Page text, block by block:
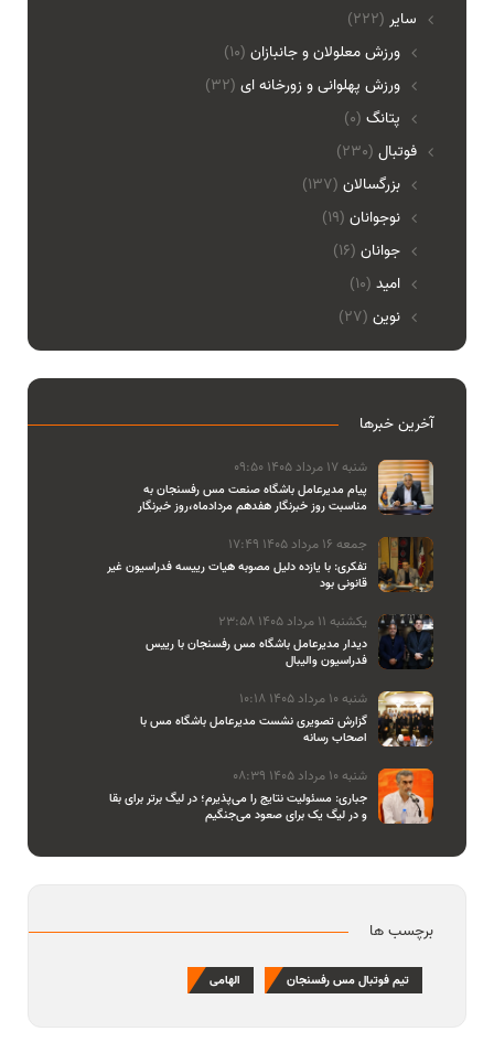
(222) ساير
ورزش معلولان و جانبازان (10)
ورزش پهلوانی و زورخانه ای (32)
پتانگ (0)
(230) فوتبال
بزرگسالان (137)
نوجوانان (19)
جوانان (16)
امید (10)
نوین (27)
آخرین خبرها
شنبه 17 مرداد 1405 09:50
پیام مدیرعامل باشگاه صنعت مس رفسنجان به
مناسبت روز خبرنگار هفدهم مردادماه،روز خبرنگار
جمعه 16 مرداد 1405 17:49
تفکری: با یازده دلیل مصوبه هیات رییسه فدراسیون غیر
قانونی بود
یکشنبه 11 مرداد 1405 23:58
دیدار مدیرعامل باشگاه مس رفسنجان با رییس
فدراسیون والیبال
شنبه 10 مرداد 1405 10:18
گزارش تصویری نشست مدیرعامل باشگاه مس با
اصحاب رسانه
شنبه 10 مرداد 1405 08:39
جباری: مسئولیت نتایج را می‌پذیرم؛ در لیگ برتر برای بقا
و در لیگ یک برای صعود می‌جنگیم
برچسب ها
تیم فوتبال مس رفسنجان الهامی